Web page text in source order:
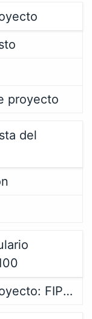
proyecto
del
Formulario Inscripción Proyecto: FIP100